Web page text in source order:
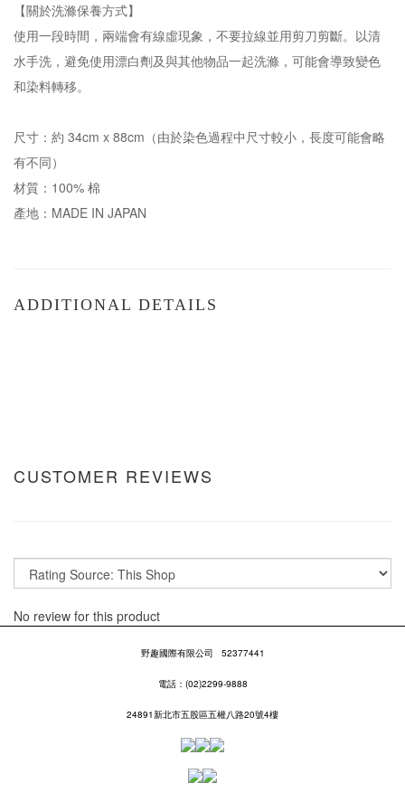
【關於洗滌保養方式】
使用一段時間，兩端會有線虛現象，不要拉線並用剪刀剪斷。以清
水手洗，避免使用漂白劑及與其他物品一起洗滌，可能會導致變色
和染料轉移。
尺寸：約 34cm x 88cm（由於染色過程中尺寸較小，長度可能會略
有不同）
材質：100% 棉
產地：MADE IN JAPAN
ADDITIONAL DETAILS
CUSTOMER REVIEWS
No review for this product
野趣國際有限公司 52377441
電話：(02)2299-9888
24891新北市五股區五權八路20號4樓